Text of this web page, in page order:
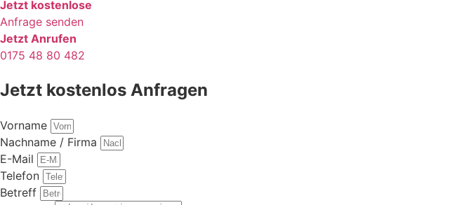
Jetzt kostenlose
Anfrage senden
Jetzt Anrufen
0175 48 80 482
Jetzt kostenlos Anfragen
Vorname
Nachname / Firma
E-Mail
Telefon
Betreff